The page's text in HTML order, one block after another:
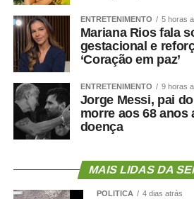
ENTRETENIMENTO 5 horas
Mariana Rios fala
gestacional e
‘Coração em paz’
ENTRETENIMENTO 9 horas
Jorge Messi, pai
morre aos 68 anos
doença
MAIS LIDAS DA
POLÍTICA 4 dias atrás